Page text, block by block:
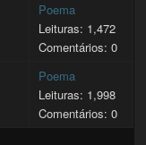
Poema
Leituras: 1,472
Comentários: 0
Poema
Leituras: 1,998
Comentários: 0